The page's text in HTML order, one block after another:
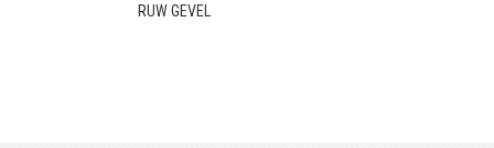
RUW GEVEL